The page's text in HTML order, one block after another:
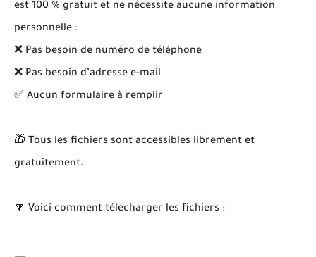
est 100 % gratuit et ne nécessite aucune information
personnelle :
❌ Pas besoin de numéro de téléphone
❌ Pas besoin d’adresse e-mail
✅ Aucun formulaire à remplir
🎁 Tous les fichiers sont accessibles librement et
gratuitement.
🔽 Voici comment télécharger les fichiers :